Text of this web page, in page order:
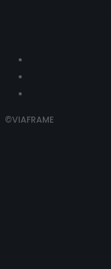
©VIAFRAME